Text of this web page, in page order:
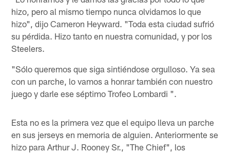
hizo, pero al mismo tiempo nunca olvidamos lo que
hizo", dijo Cameron Heyward. "Toda esta ciudad sufrió
su pérdida. Hizo tanto en nuestra comunidad, y por los
Steelers.
"Sólo queremos que siga sintiéndose orgulloso. Ya sea
con un parche, lo vamos a honrar también con nuestro
juego y darle ese séptimo Trofeo Lombardi ".
Esta no es la primera vez que el equipo lleva un parche
en sus jerseys en memoria de alguien. Anteriormente se
hizo para Arthur J. Rooney Sr., "The Chief", los